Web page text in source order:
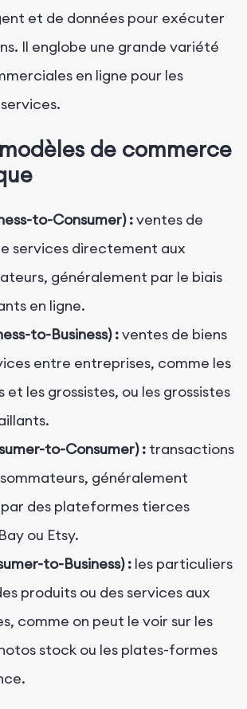
et de données pour exécuter
Il englobe une grande variété
en ligne pour les
de commerce
to-Consumer) :ventes de
services directement aux
généralement par le biais
en ligne.
to-Business) :ventes de biens
entre entreprises, comme les
les grossistes, ou les grossistes
to-Consumer) : transactions
généralement
des plateformes tierces
ou Etsy.
to-Business) : les particuliers
produits ou des services aux
comme on peut le voir sur les
stock ou les plates-formes